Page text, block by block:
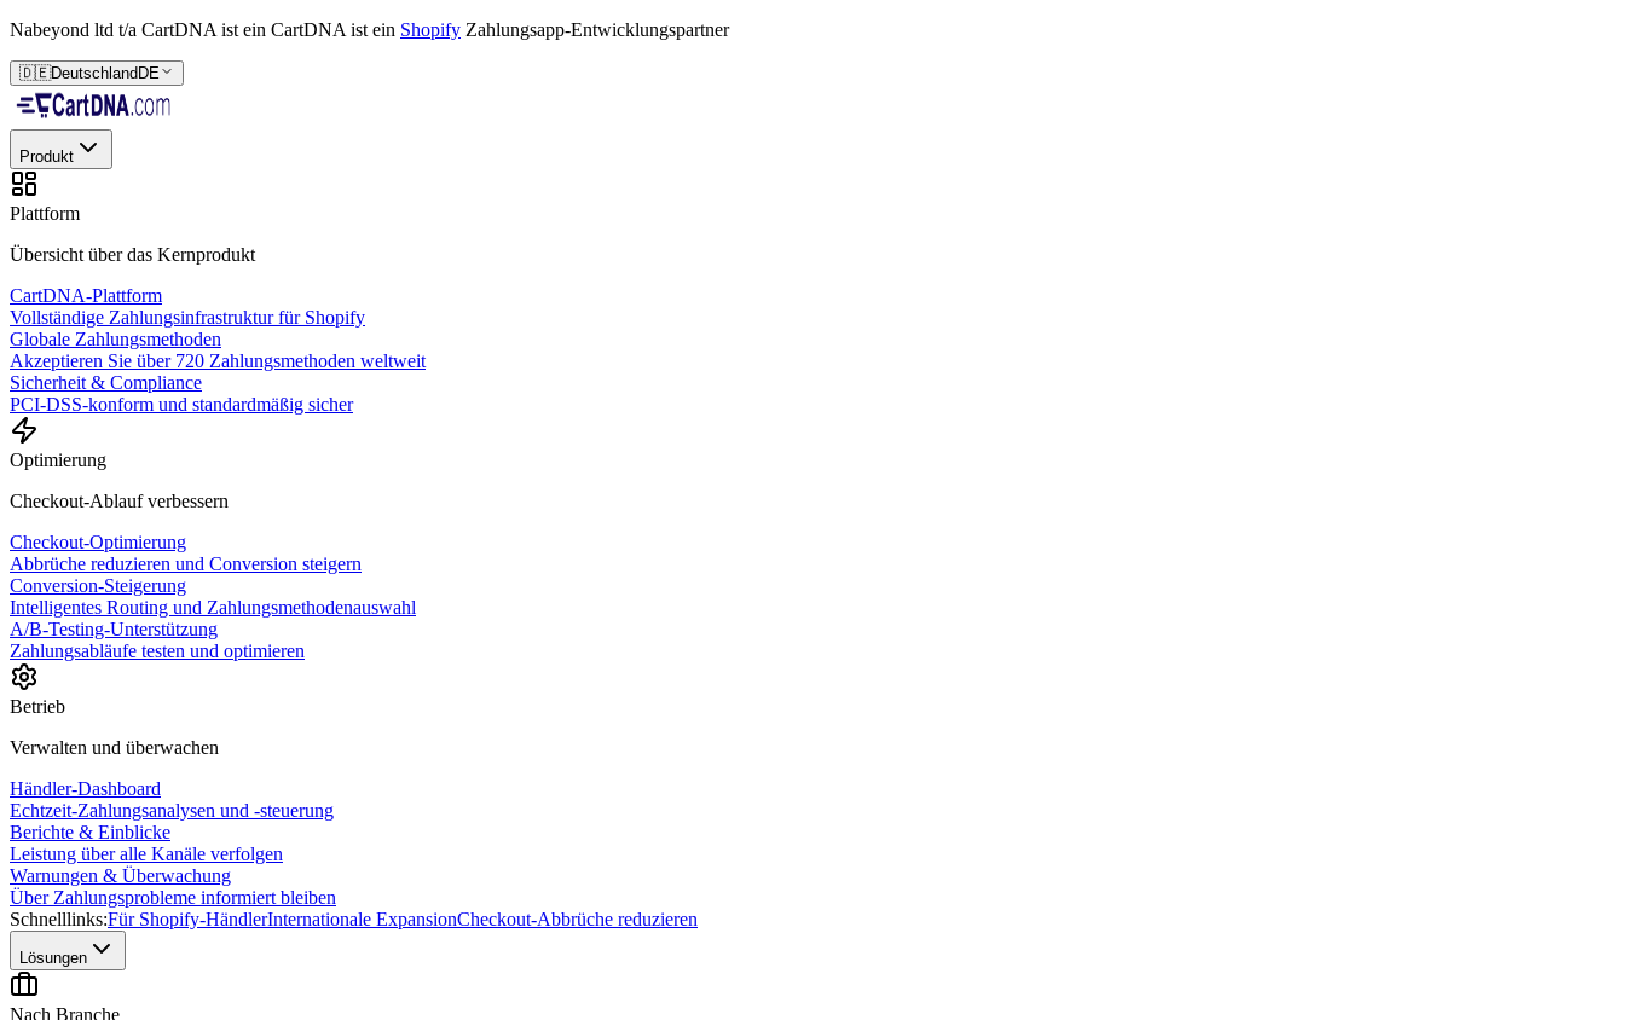
Nabeyond ltd t/a CartDNA ist ein CartDNA ist ein Shopify Zahlungsapp-Entwicklungspartner
🇩🇪Deutschland DE
Produkt
Plattform
Übersicht über das Kernprodukt
CartDNA-Plattform
Vollständige Zahlungsinfrastruktur für Shopify
Globale Zahlungsmethoden
Akzeptieren Sie über 720 Zahlungsmethoden weltweit
Sicherheit & Compliance
PCI-DSS-konform und standardmäßig sicher
Optimierung
Checkout-Ablauf verbessern
Checkout-Optimierung
Abbrüche reduzieren und Conversion steigern
Conversion-Steigerung
Intelligentes Routing und Zahlungsmethodenauswahl
A/B-Testing-Unterstützung
Zahlungsabläufe testen und optimieren
Betrieb
Verwalten und überwachen
Händler-Dashboard
Echtzeit-Zahlungsanalysen und -steuerung
Berichte & Einblicke
Leistung über alle Kanäle verfolgen
Warnungen & Überwachung
Über Zahlungsprobleme informiert bleiben
Schnelllinks:Für Shopify-HändlerInternationale ExpansionCheckout-Abbrüche reduzieren
Lösungen
Nach Branche